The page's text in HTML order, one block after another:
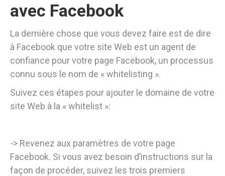
avec Facebook
La dernière chose que vous devez faire est de dire
à Facebook que votre site Web est un agent de
confiance pour votre page Facebook, un processus
connu sous le nom de « whitelisting ».
Suivez ces étapes pour ajouter le domaine de votre
site Web à la « whitelist »:
-> Revenez aux paramètres de votre page
Facebook. Si vous avez besoin d’instructions sur la
façon de procéder, suivez les trois premiers